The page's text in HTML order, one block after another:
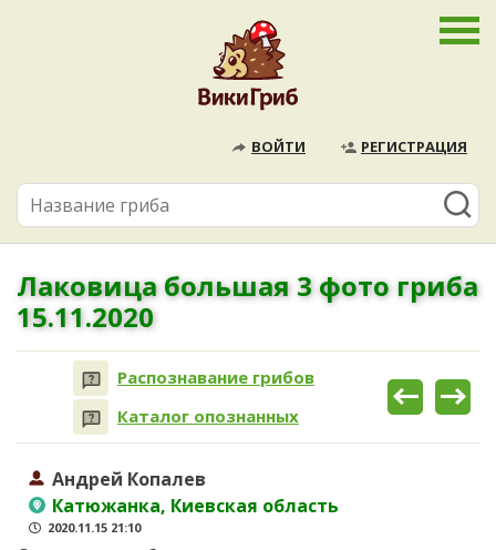
ВОЙТИ РЕГИСТРАЦИЯ
Лаковица большая 3 фото гриба
15.11.2020
Распознавание грибов
Каталог опознанных
Андрей Копалев
Катюжанка, Киевская область
2020.11.15 21:10